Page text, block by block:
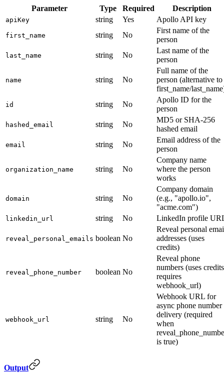
Parameter Type Required Description
apiKey string Yes Apollo API key
first_name string No
First name of the
person
last_name string No
Last name of the
person
name string No
Full name of the
person (alternative to
first_name/
id string No
Apollo ID for the
person
hashed_email string No
MD5 or SHA-256
hashed email
email string No
Email address of the
person
organization_name string No
Company name
where the person
works
domain string No
Company domain
(e.g., "apollo.io",
"acme.com")
linkedin_url string No LinkedIn profile
reveal_personal_emails boolean No
Reveal personal
addresses (uses
credits)
reveal_phone_number boolean No
Reveal phone
numbers (uses
requires
webhook_url)
webhook_url string No
Webhook URL for
async phone number
delivery (required
when
is true)
Output